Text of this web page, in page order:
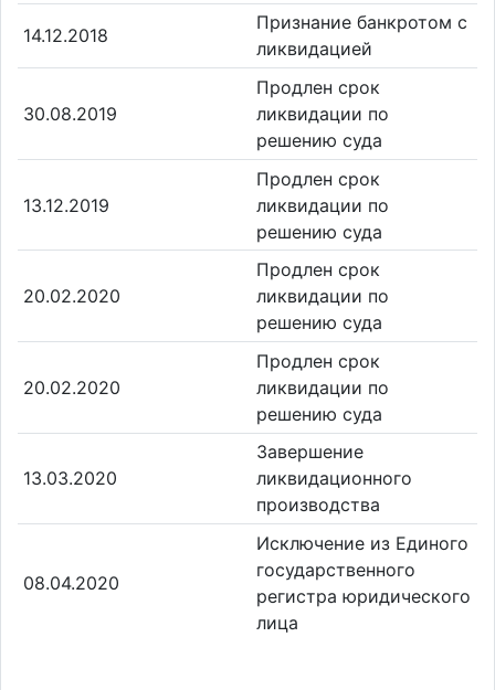
14.12.2018
Признание банкротом с
ликвидацией
30.08.2019
Продлен срок
ликвидации по
решению суда
13.12.2019
Продлен срок
ликвидации по
решению суда
20.02.2020
Продлен срок
ликвидации по
решению суда
20.02.2020
Продлен срок
ликвидации по
решению суда
13.03.2020
Завершение
ликвидационного
производства
08.04.2020
Исключение из Единого
государственного
регистра юридического
лица